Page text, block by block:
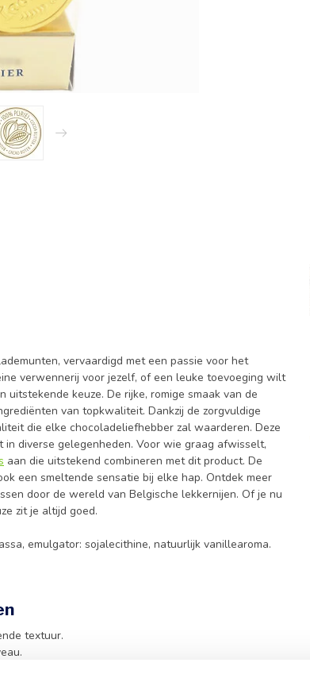
vervaardigd met een passie voor het
verwennerij voor jezelf, of een leuke toevoeging wilt
keuze. De rijke, romige smaak van de
van topkwaliteit. Dankzij de zorgvuldige
die elke chocoladeliefhebber zal waarderen. Deze
diverse gelegenheden. Voor wie graag afwisselt,
aan die uitstekend combineren met dit product. De
een smeltende sensatie bij elke hap. Ontdek meer
door de wereld van Belgische lekkernijen. Of je nu
zit je altijd goed.
emulgator: sojalecithine, natuurlijk vanillearoma.
textuur.